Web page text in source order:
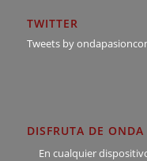
TWITTER
Tweets by
DISFRUTA DE
En cualquier